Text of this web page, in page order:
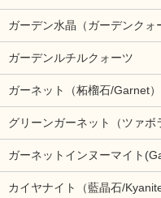
ガーデン水晶（ガーデンクォ
ガーデンルチルクォーツ
ガーネット（柘榴石/Garnet）
グリーンガーネット（ツァボ
ガーネットインヌーマイト
カイヤナイト（藍晶石/Kyanite